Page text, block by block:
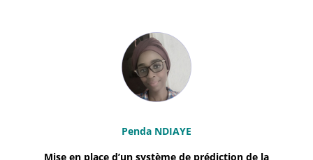
Penda NDIAYE
Mise en place d’un système de prédiction de la